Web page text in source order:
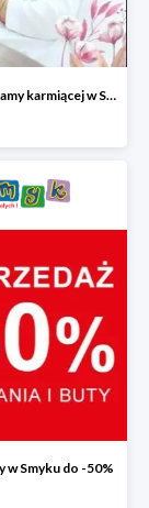
Niezbędnik mamy karmiącej w Smyku do -40%
w Smyku do -50%